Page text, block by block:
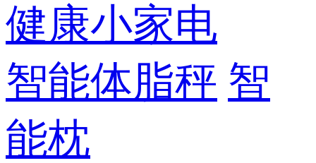
健康小家电
智能体脂秤 智
能枕